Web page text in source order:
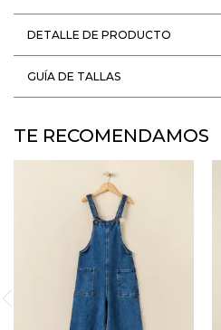
DETALLE DE PRODUCTO
GUÍA DE TALLAS
TE RECOMENDAMOS